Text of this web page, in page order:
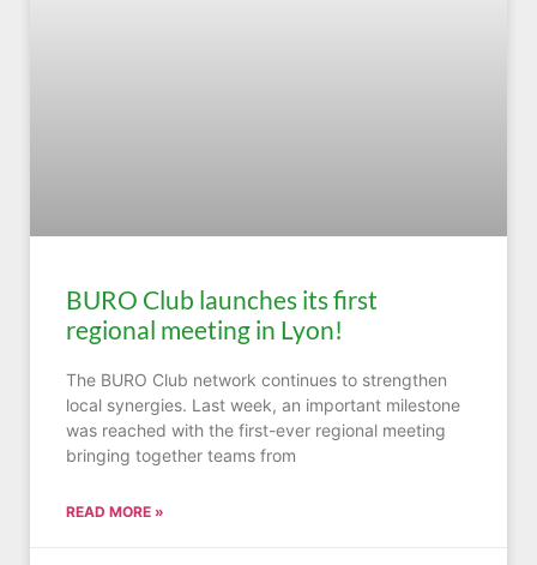
BURO Club launches its first
regional meeting in Lyon!
The BURO Club network continues to strengthen
local synergies. Last week, an important milestone
was reached with the first-ever regional meeting
bringing together teams from
READ MORE »